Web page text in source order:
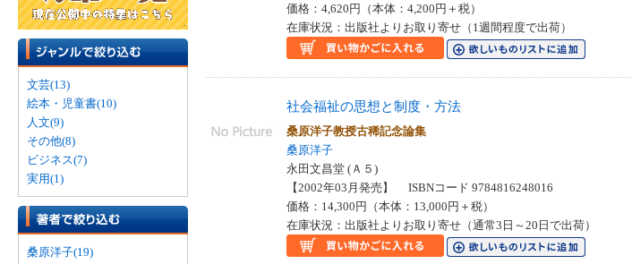
文芸(13)
絵本・児童書(10)
人文(9)
その他(8)
ビジネス(7)
実用(1)
桑原洋子(19)
価格：4,620円（本体：4,200円＋税）
在庫状況：出版社よりお取り寄せ（1週間程度で出荷）
社会福祉の思想と制度・方法
桑原洋子教授古稀記念論集
桑原洋子
永田文昌堂 (Ａ５)
【2002年03月発売】 ISBNコード 9784816248016
価格：14,300円（本体：13,000円＋税）
在庫状況：出版社よりお取り寄せ（通常3日～20日で出荷）